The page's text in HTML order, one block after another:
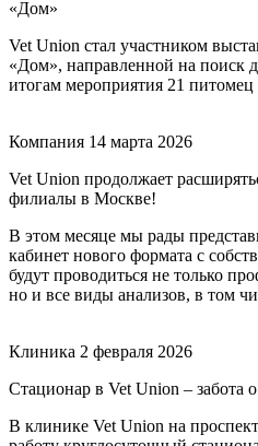
«Дом»
Vet Union стал участником
«Дом», направленной на поиск
итогам мероприятия 21
Компания 14 марта 2026
Vet Union продолжает
филиалы в Москве!
В этом месяце мы рады
кабинет нового формата с
будут проводиться не только
но и все виды анализов, в том
Клиника 2 февраля 2026
Стационар в Vet Union – забота
В клинике Vet Union на